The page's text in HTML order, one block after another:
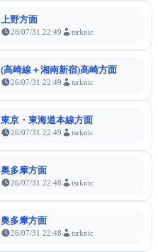
上野方面
26/07/31 22:49 tsrknic
(高崎線＋湘南新宿)高崎方面
26/07/31 22:49 tsrknic
東京・東海道本線方面
26/07/31 22:49 tsrknic
奥多摩方面
26/07/31 22:48 tsrknic
奥多摩方面
26/07/31 22:48 tsrknic